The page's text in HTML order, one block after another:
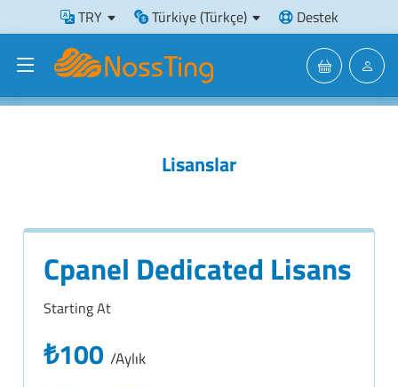
TRY Türkiye (Türkçe) Destek
Lisanslar
Cpanel Dedicated Lisans
Starting At
₺100/Aylık